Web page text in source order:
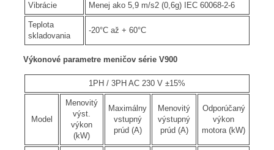
Vibrácie Menej ako 5,9 m/s2 (0,6g) IEC 60068-2-6
Teplota
skladovania
-20°C až + 60°C
Výkonové parametre meničov série V900
1PH / 3PH AC 230 V ±15%
Model
Menovitý
výst.
výkon
(kW)
Maximálny
vstupný
prúd (A)
Menovitý
výstupný
prúd (A)
Odporúčaný
výkon
motora (kW)